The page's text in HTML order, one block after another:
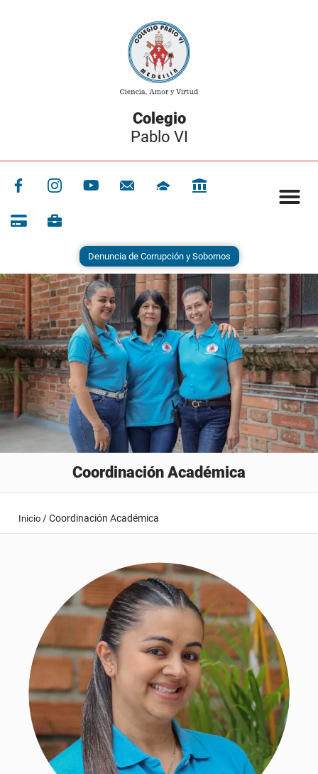
Colegio
Pablo VI
Denuncia de Corrupción y Sobornos
Coordinación Académica
Inicio /Coordinación Académica